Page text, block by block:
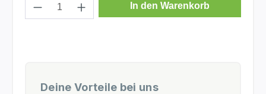
In den Warenkorb
Deine Vorteile bei uns